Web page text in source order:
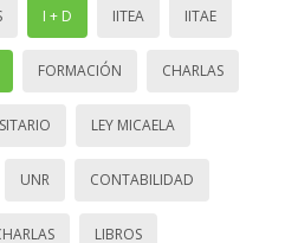
I + D IITEA IITAE
FORMACIÓN CHARLAS
LEY MICAELA
UNR CONTABILIDAD
LIBROS